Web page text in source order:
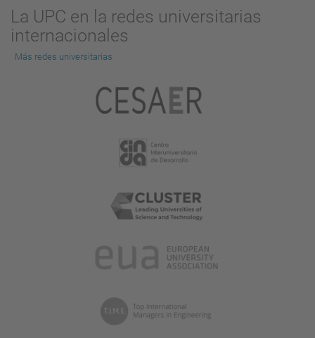
La UPC en la redes universitarias
internacionales
Más redes universitarias